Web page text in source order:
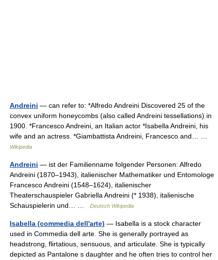
Andreini — can refer to: *Alfredo Andreini Discovered 25 of the
convex uniform honeycombs (also called Andreini tessellations) in
1900. *Francesco Andreini, an Italian actor *Isabella Andreini, his
wife and an actress. *Giambattista Andreini, Francesco and… …
Wikipedia
Andreini — ist der Familienname folgender Personen: Alfredo
Andreini (1870–1943), italienischer Mathematiker und Entomologe
Francesco Andreini (1548–1624), italienischer
Theaterschauspieler Gabriella Andreini (* 1938), italienische
Schauspielerin und… …
Deutsch Wikipedia
Isabella (commedia dell'arte) — Isabella is a stock character
used in Commedia dell arte. She is generally portrayed as
headstrong, flirtatious, sensuous, and articulate. She is typically
depicted as Pantalone s daughter and he often tries to control her